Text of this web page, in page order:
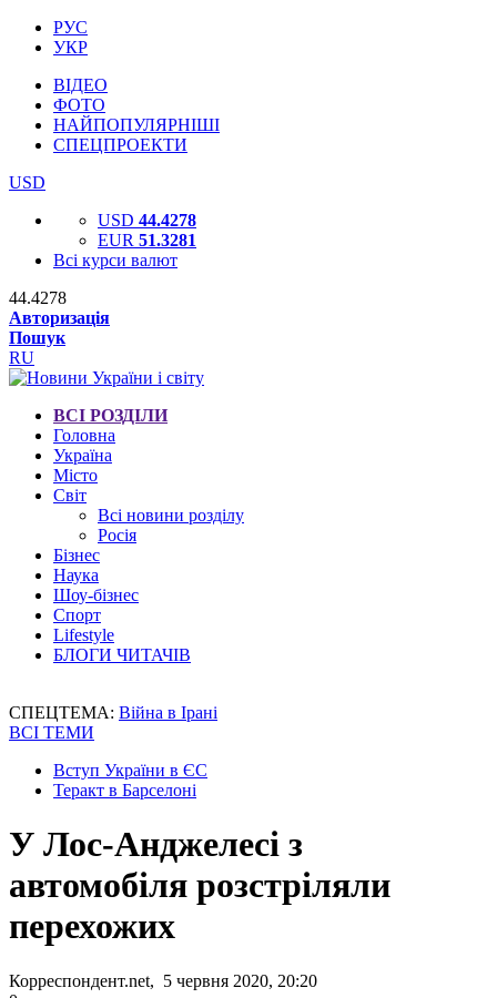
РУС
УКР
ВІДЕО
ФОТО
НАЙПОПУЛЯРНІШІ
СПЕЦПРОЕКТИ
USD
USD 44.4278
EUR 51.3281
Всі курси валют
44.4278
Авторизація
Пошук
RU
ВСІ РОЗДІЛИ
Головна
Україна
Місто
Світ
Всі новини розділу
Росія
Бізнес
Наука
Шоу-бізнес
Спорт
Lifestyle
БЛОГИ ЧИТАЧІВ
СПЕЦТЕМА: Війна в Ірані
ВСІ ТЕМИ
Вступ України в ЄС
Теракт в Барселоні
У Лос-Анджелесі з
автомобіля розстріляли
перехожих
Корреспондент.net, 5 червня 2020, 20:20